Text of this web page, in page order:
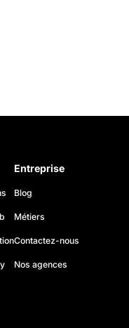
Entreprise
Blog
Métiers
Contactez-nous
Nos agences